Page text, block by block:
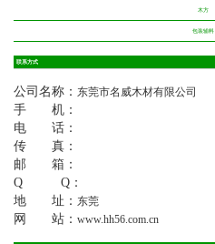
木方
包装辅料
联系方式
公司名称： 东莞市名威木材有限公司
手 机：
电 话：
传 真：
邮 箱：
Q Q：
地 址： 东莞
网 站： www.hh56.com.cn